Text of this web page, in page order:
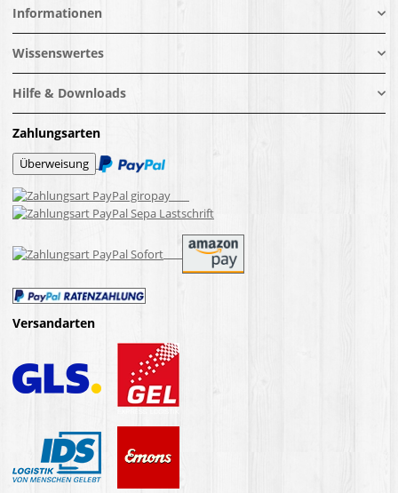
Informationen
Wissenswertes
Hilfe & Downloads
Zahlungsarten
Versandarten